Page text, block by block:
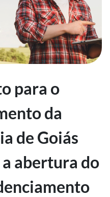
para o
da
de Goiás
abertura do